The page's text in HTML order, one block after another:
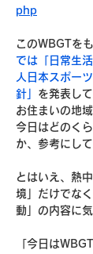
php
このWBGTを
では「日常生
人日本スポー
針」 を発表して
お住まいの地
今日はどのく
か、参考にし
とはいえ、熱
境」だけでな
動」の内容に
「今日は